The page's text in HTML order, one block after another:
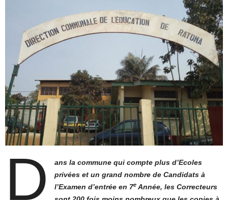
D
ans la commune qui compte plus d’Ecoles
privées et un grand nombre de Candidats à
l’Examen d’entrée en 7eAnnée, les Correcteurs